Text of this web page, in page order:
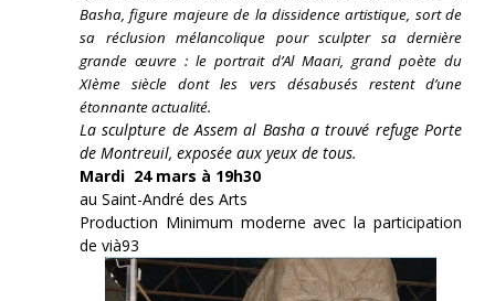
Basha, figure majeure de la dissidence artistique, sort de
sa réclusion mélancolique pour sculpter sa dernière
grande œuvre : le portrait d’Al Maari, grand poète du
XIème siècle dont les vers désabusés restent d’une
étonnante actualité.
La sculpture de Assem al Basha a trouvé refuge Porte
de Montreuil, exposée aux yeux de tous.
Mardi 24 mars à 19h30
au Saint-André des Arts
Production Minimum moderne avec la participation
de vià93